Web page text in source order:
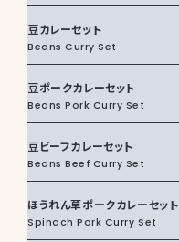
豆カレーセット
Beans Curry Set
豆ポークカレーセット
Beans Pork Curry Set
豆ビーフカレーセット
Beans Beef Curry Set
ほうれん草ポークカレーセット
Spinach Pork Curry Set